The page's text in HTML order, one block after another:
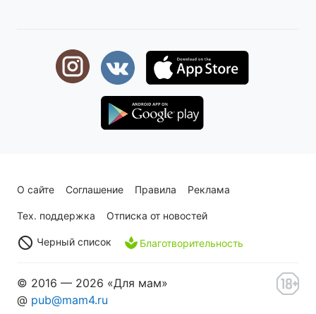
О сайте Соглашение Правила Реклама
Тех. поддержка Отписка от новостей
Черный список Благотворительность
© 2016 — 2026 «Для мам»
@ pub@mam4.ru